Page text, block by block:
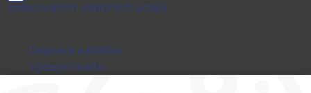
zpracováním osobních údajů
Doprava a platba
Výdejní místo